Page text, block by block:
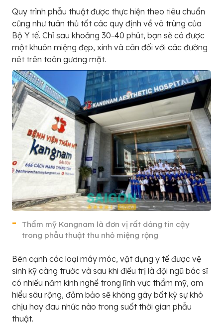
Quy trình phẫu thuật được thực hiện theo tiêu chuẩn
cũng như tuân thủ tốt các quy định về vô trùng của
Bộ Y tế. Chỉ sau khoảng 30-40 phút, bạn sẽ có được
một khuôn miệng đẹp, xinh và cân đối với các đường
nét trên toàn gương mặt.
Thẩm mỹ Kangnam là đơn vị rất dáng tin cậy
trong phẫu thuật thu nhỏ miệng rộng
Bên cạnh các loại máy móc, vật dụng y tế được vệ
sinh kỹ càng trước và sau khi điều trị là đội ngũ bác sĩ
có nhiều năm kinh nghề trong lĩnh vực thẩm mỹ, am
hiểu sâu rộng, đảm bảo sẽ không gây bất kỳ sự khó
chịu hay đau nhức nào trong suốt thời gian phẫu
thuật.